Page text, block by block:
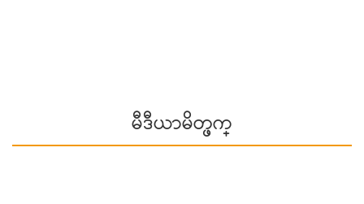
မီဒီယာမိတ္ဖက္